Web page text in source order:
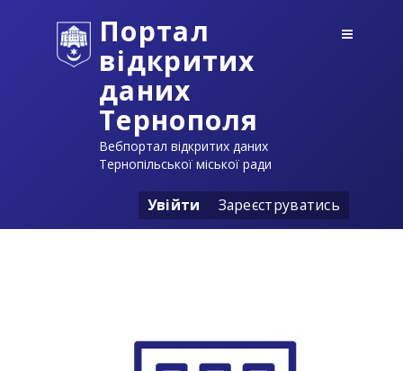
Портал
відкритих
даних
Тернополя
Вебпортал відкритих даних
Тернопільської міської ради
Увійти Зареєструватись